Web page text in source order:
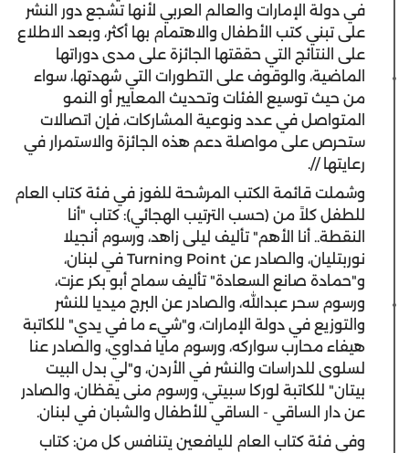
في دولة الإمارات والعالم العربي لأنها تشجع دور النشر
على تبني كتب الأطفال والاهتمام بها أكثر، وبعد الاطلاع
على النتائج التي حققتها الجائزة على مدى دوراتها
الماضية، والوقوف على التطورات التي شهدتها، سواء
من حيث توسيع الفئات وتحديث المعايير أو النمو
المتواصل في عدد ونوعية المشاركات، فإن اتصالات
ستحرص على مواصلة دعم هذه الجائزة والاستمرار في
رعايتها //.
وشملت قائمة الكتب المرشحة للفوز في فئة كتاب العام
للطفل كلاً من (حسب الترتيب الهجائي): كتاب "أنا
النقطة.. أنا الأهم" تأليف ليلى زاهد، ورسوم أنجيلا
نوربتليان، والصادر عن Turning Point في لبنان،
و"حمادة صانع السعادة" تأليف سماح أبو بكر عزت،
ورسوم سحر عبدالله، والصادر عن البرج ميديا للنشر
والتوزيع في دولة الإمارات، و"شيء ما في يدي" للكاتبة
هيفاء محارب سواركه، ورسوم مايا فداوي، والصادر عنا
لسلوى للدراسات والنشر في الأردن، و"لي بدل البيت
بيتان" للكاتبة لوركا سبيتي، ورسوم منى يقظان، والصادر
عن دار الساقي - الساقي للأطفال والشبان في لبنان.
وفي فئة كتاب العام لليافعين يتنافس كل من: كتاب